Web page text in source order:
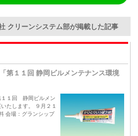
クリーンシステム部が掲載した記事
第１１回 静岡ビルメンテナンス環境
１１回 静岡ビルメン
たします。 ９月２１
会場：グランシップ